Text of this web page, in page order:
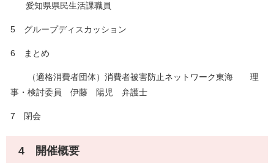
愛知県県民生活課職員
5 グループディスカッション
6 まとめ
（適格消費者団体）消費者被害防止ネットワーク東海 理
事・検討委員 伊藤 陽児 弁護士
7 閉会
4 開催概要